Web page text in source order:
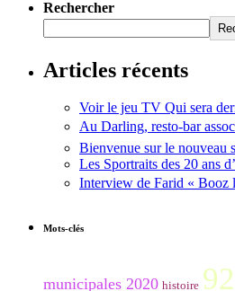
Rechercher
Articles récents
Voir le jeu TV Qui sera
Au Darling, resto-bar
Bienvenue sur le nouveau
Les Sportraits des 20 ans
Interview de Farid «
Mots-clés
municipales 2020 histoire